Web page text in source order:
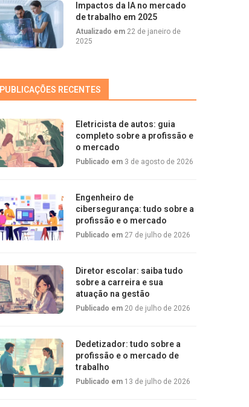
Impactos da IA no mercado
de trabalho em 2025
Atualizado em 22 de janeiro de
2025
PUBLICAÇÕES RECENTES
Eletricista de autos: guia
completo sobre a profissão e
o mercado
Publicado em 3 de agosto de 2026
Engenheiro de
cibersegurança: tudo sobre a
profissão e o mercado
Publicado em 27 de julho de 2026
Diretor escolar: saiba tudo
sobre a carreira e sua
atuação na gestão
Publicado em 20 de julho de 2026
Dedetizador: tudo sobre a
profissão e o mercado de
trabalho
Publicado em 13 de julho de 2026